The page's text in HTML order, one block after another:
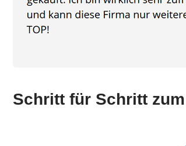
Schritt für Schritt